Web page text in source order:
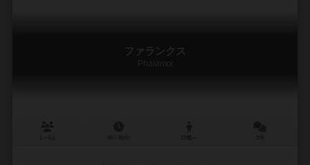
ファランクス
Phalanxx